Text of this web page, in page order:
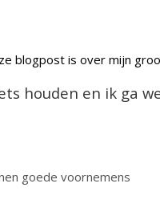
blogpost is over mijn
houden en ik ga